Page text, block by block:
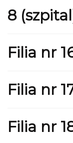
8
Filia nr
Filia nr
Filia nr